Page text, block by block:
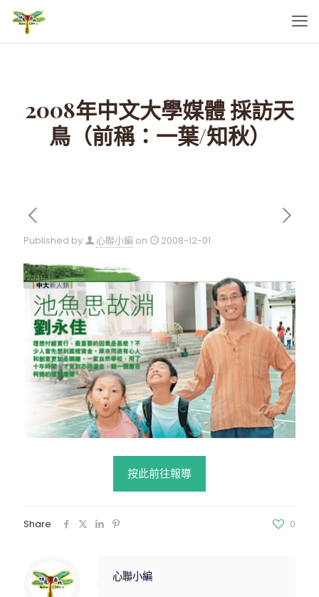
2008年中文大學媒體 採訪天
鳥（前稱：一葉/知秋）
Published by 心聯小編 on 2008-12-01
按此前往報導
Share 0
心聯小編